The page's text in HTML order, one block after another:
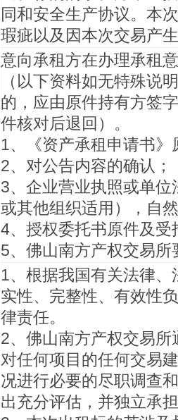
同和安全生产协议。本
瑕疵以及因本次交易产
意向承租方在办理承租
（以下资料如无特殊说
的，应由原件持有方签
件核对后退回）。
1、《资产承租申请书》
2、对公告内容的确认；
3、企业营业执照或单
或其他组织适用），自
4、授权委托书原件及
5、佛山南方产权交易
1、根据我国有关法律
实性、完整性、有效性
律责任。
2、佛山南方产权交易
对任何项目的任何交易
况进行必要的尽职调查
出充分评估，并独立承